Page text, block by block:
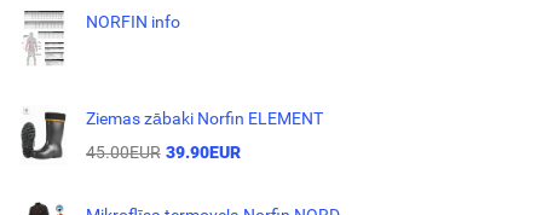
NORFIN info
Ziemas zābaki Norfin ELEMENT
45.00EUR 39.90EUR